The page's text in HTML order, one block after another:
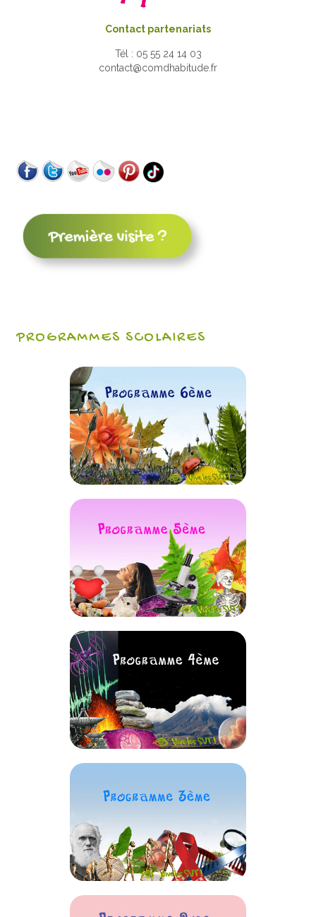
Contact partenariats
Tél : 05 55 24 14 03
contact@comdhabitude.fr
PROGRAMMES SCOLAIRES